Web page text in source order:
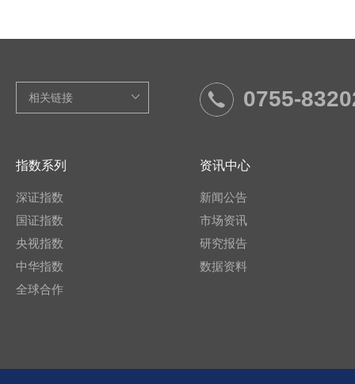
0755-
指数系列
深证指数
国证指数
央视指数
中华指数
全球合作
资讯中心
新闻公告
市场资讯
研究报告
数据资料